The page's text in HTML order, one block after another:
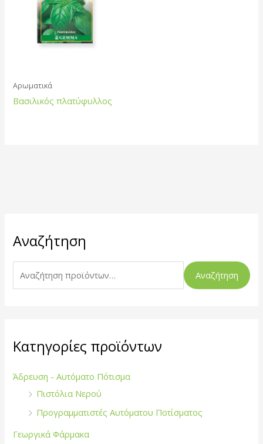
Αναζήτηση
ν
ή
σ
γ
Αναζήτηση
Κατηγορίες προϊόντων
Άδρευση - Αυτόματο Πότισμα
Πιστόλια Νερού
Προγραμματιστές Αυτόματου Ποτίσματος
Γεωργικά Φάρμακα
Αρωματικά
Βασιλικός πλατύφυλλος